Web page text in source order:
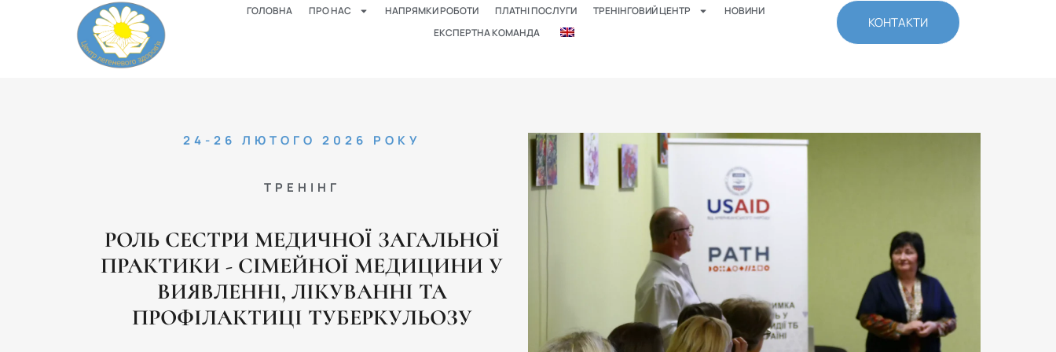
ГОЛОВНА ПРО НАС НАПРЯМКИ РОБОТИ ПЛАТНІ ПОСЛУГИ ТРЕНІНГОВИЙ ЦЕНТР
НОВИНИ
ЕКСПЕРТНА КОМАНДА
КОНТАКТИ
24-26 ЛЮТОГО 2026 РОКУ
ТРЕНІНГ
РОЛЬ СЕСТРИ МЕДИЧНОЇ ЗАГАЛЬНОЇ
ПРАКТИКИ - СІМЕЙНОЇ МЕДИЦИНИ У
ВИЯВЛЕННІ, ЛІКУВАННІ ТА
ПРОФІЛАКТИЦІ ТУБЕРКУЛЬОЗУ